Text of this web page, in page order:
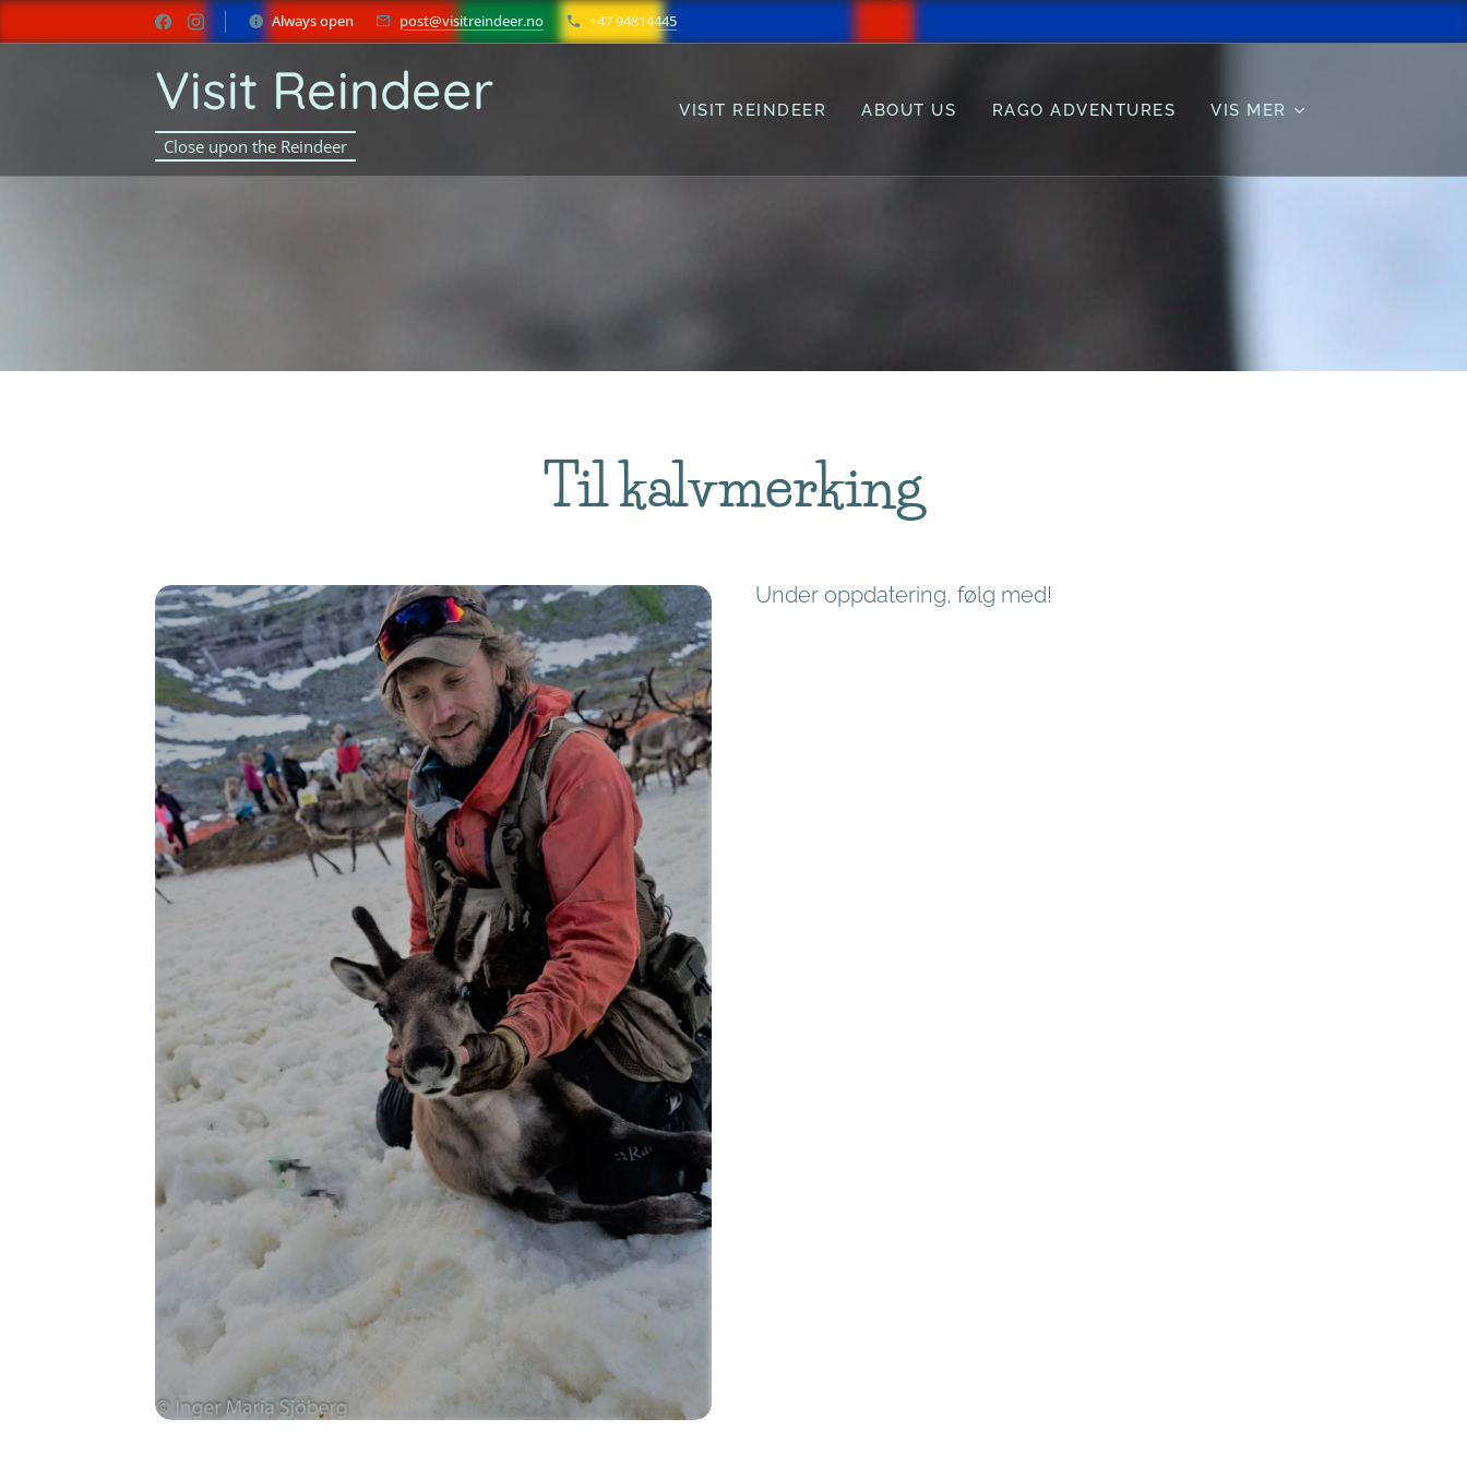
Always open post@visitreindeer.no +47 94814445
Visit Reindeer
Close upon the Reindeer
VISIT REINDEER ABOUT US RAGO ADVENTURES VIS MER
Til kalvmerking
Under oppdatering, følg med!